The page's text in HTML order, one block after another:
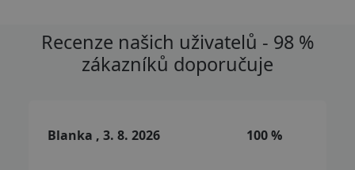
Recenze našich uživatelů - 98 %
zákazníků doporučuje
Blanka , 3. 8. 2026 100 %